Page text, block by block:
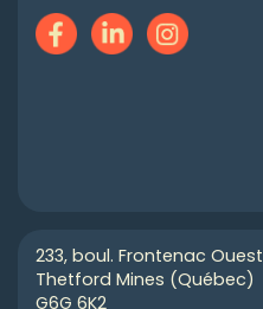
233, boul. Frontenac Ouest
Thetford Mines (Québec)
G6G 6K2